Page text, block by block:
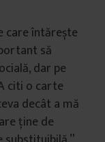
care întărește
să
dar pe
citi o carte
decât a mă
ține de